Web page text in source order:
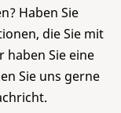
Haben Sie
die Sie mit
haben Sie eine
Sie uns gerne